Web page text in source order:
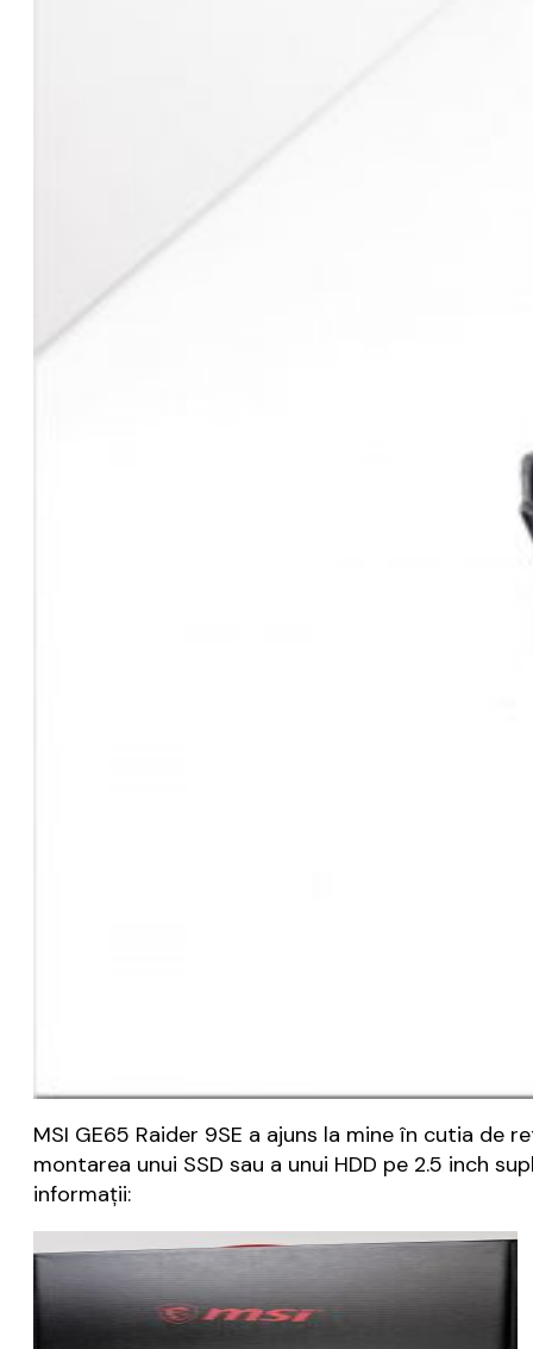
MSI GE65 Raider 9SE a ajuns la mine în cutia
montarea unui SSD sau a unui HDD pe 2.5 inch
informații: